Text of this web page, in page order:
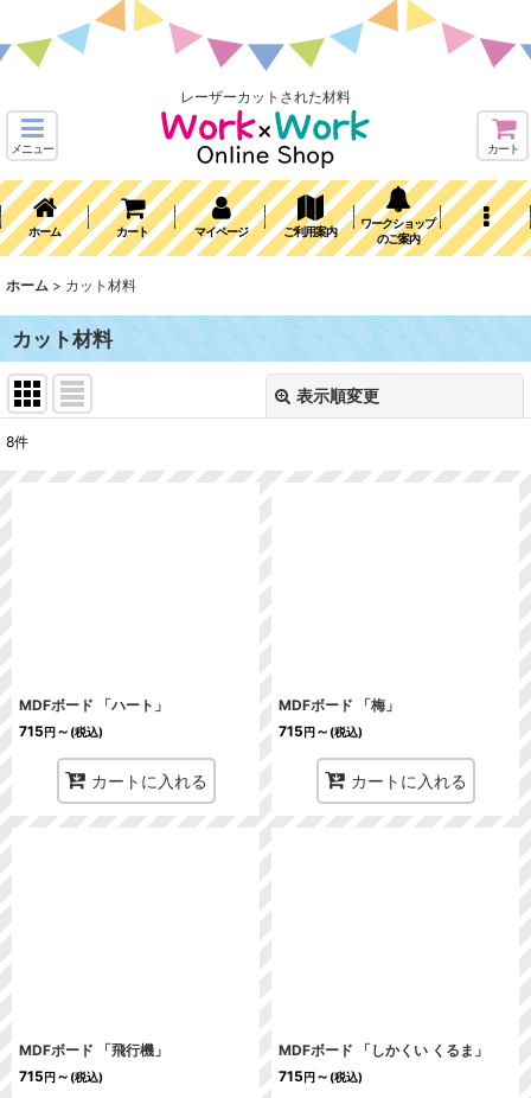
レーザーカットされた材料
メニュー カート
ホーム カート マイページ ご利用案内
ワークショップ
のご案内
ホーム > カット材料
カット材料
表示順変更
8件
MDFボード 「ハート」
715円～ (税込)
カートに入れる
MDFボード 「梅」
715円～ (税込)
カートに入れる
MDFボード 「飛行機」
715円～ (税込)
MDFボード 「しかくい くるま」
715円～ (税込)